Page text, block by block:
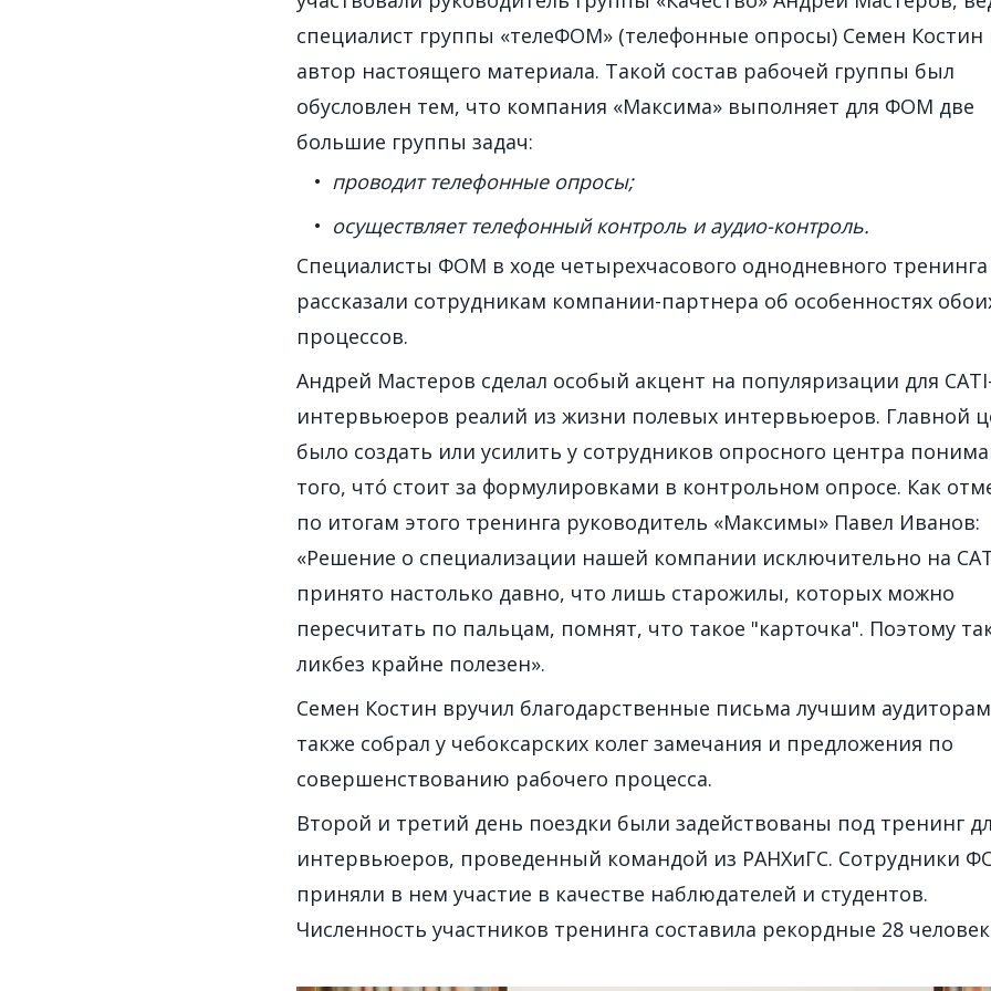
специалист группы «телеФОМ» (телефонные опросы) Семен Костин
автор настоящего материала. Такой состав рабочей группы был
обусловлен тем, что компания «Максима» выполняет для ФОМ две
большие группы задач:
проводит телефонные опросы;
осуществляет телефонный контроль и аудио-контроль.
Специалисты ФОМ в ходе четырехчасового однодневного тренинга
рассказали сотрудникам компании-партнера об особенностях
процессов.
Андрей Мастеров сделал особый акцент на популяризации для
интервьюеров реалий из жизни полевых интервьюеров. Главной
было создать или усилить у сотрудников опросного центра
того, чтó стоит за формулировками в контрольном опросе. Как
по итогам этого тренинга руководитель «Максимы» Павел Иванов:
«Решение о специализации нашей компании исключительно на
принято настолько давно, что лишь старожилы, которых можно
пересчитать по пальцам, помнят, что такое "карточка". Поэтому
ликбез крайне полезен».
Семен Костин вручил благодарственные письма лучшим
также собрал у чебоксарских колег замечания и предложения по
совершенствованию рабочего процесса.
Второй и третий день поездки были задействованы под тренинг
интервьюеров, проведенный командой из РАНХиГС. Сотрудники
приняли в нем участие в качестве наблюдателей и студентов.
Численность участников тренинга составила рекордные 28